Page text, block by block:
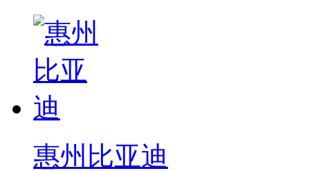
惠州比亚迪